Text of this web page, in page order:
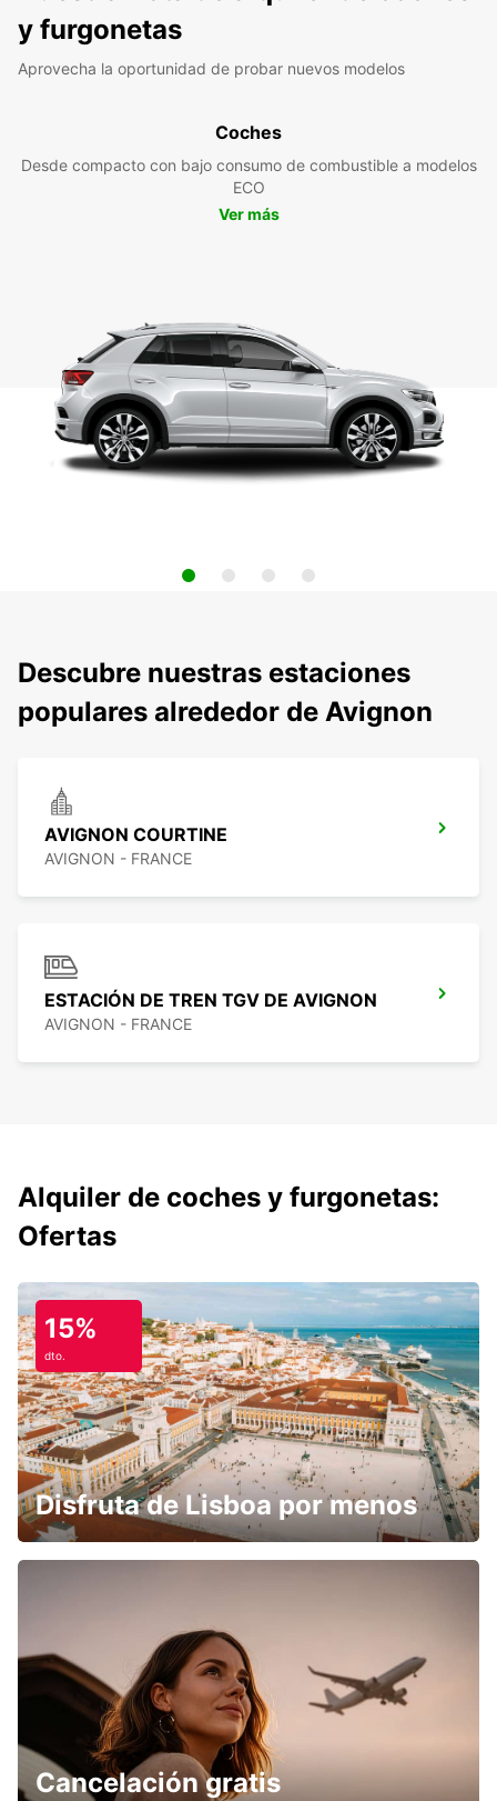
y furgonetas
Aprovecha la oportunidad de probar nuevos modelos
Coches
Desde compacto con bajo consumo de combustible a modelos
ECO
Ver más
Descubre nuestras estaciones
populares alrededor de Avignon
AVIGNON COURTINE
AVIGNON - FRANCE
ESTACIÓN DE TREN TGV DE AVIGNON
AVIGNON - FRANCE
Alquiler de coches y furgonetas:
Ofertas
15%
dto.
Disfruta de Lisboa por menos
Cancelación gratis